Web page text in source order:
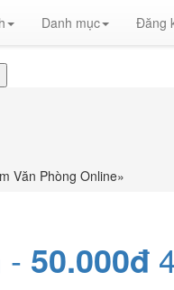
Danh mục Đăng
Văn Phòng Online»
- 50.000đ